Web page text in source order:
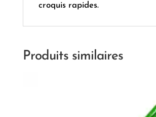
croquis rapides.
Produits similaires